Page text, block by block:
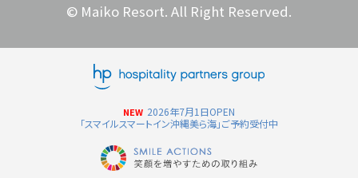
© Maiko Resort. All Right Reserved.
NEW 2026年7月1日OPEN
「スマイルスマートイン沖縄美ら海」ご予約受付中